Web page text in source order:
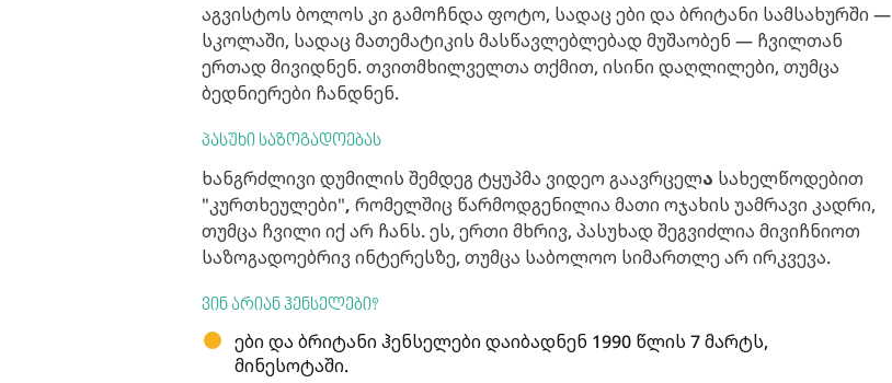
აგვისტოს ბოლოს კი გამოჩნდა ფოტო, სადაც ები და ბრიტანი სამსახურში —
სკოლაში, სადაც მათემატიკის მასწავლებლებად მუშაობენ — ჩვილთან
ერთად მივიდნენ. თვითმხილველთა თქმით, ისინი დაღლილები, თუმცა
ბედნიერები ჩანდნენ.
პასუხი საზოგადოებას
ხანგრძლივი დუმილის შემდეგ ტყუპმა ვიდეო გაავრცელა სახელწოდებით
"კურთხეულები", რომელშიც წარმოდგენილია მათი ოჯახის უამრავი კადრი,
თუმცა ჩვილი იქ არ ჩანს. ეს, ერთი მხრივ, პასუხად შეგვიძლია მივიჩნიოთ
საზოგადოებრივ ინტერესზე, თუმცა საბოლოო სიმართლე არ ირკვევა.
ვინ არიან ჰენსელები?
ები და ბრიტანი ჰენსელები დაიბადნენ 1990 წლის 7 მარტს,
მინესოტაში.